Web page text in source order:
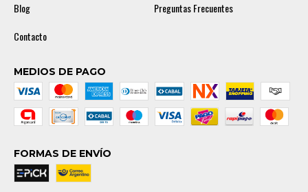
Blog
Preguntas Frecuentes
Contacto
MEDIOS DE PAGO
FORMAS DE ENVÍO